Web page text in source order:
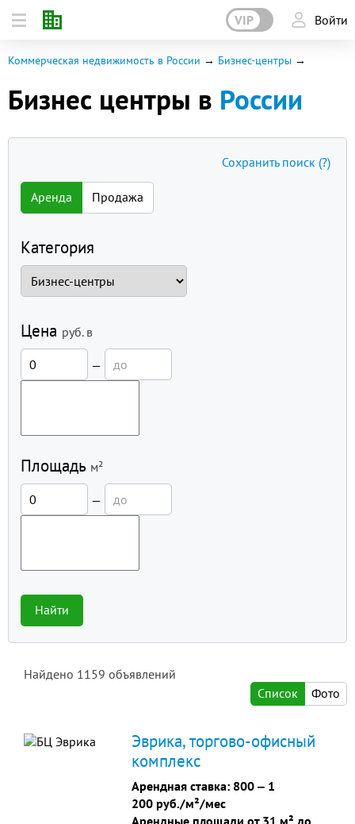
VIP Войти
Коммерческая недвижимость в России Бизнес-центры
Бизнес центры в России
Аренда Продажа
Категория
Цена руб. в
—
Площадь м²
—
Найти
Сохранить поиск (?)
Найдено 1159 объявлений
Список
Фото
Эврика, торгово-офисный
комплекс
Арендная ставка: 800 ‒ 1
200 руб./м²/мес
Арендные площади от 31 м² до